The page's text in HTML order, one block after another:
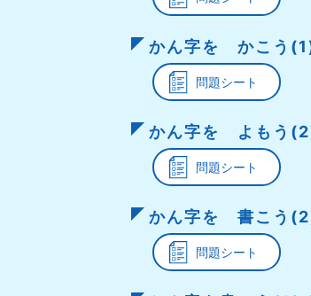
かん字を かこう
問題シート
かん字を よもう
問題シート
かん字を 書こう
問題シート